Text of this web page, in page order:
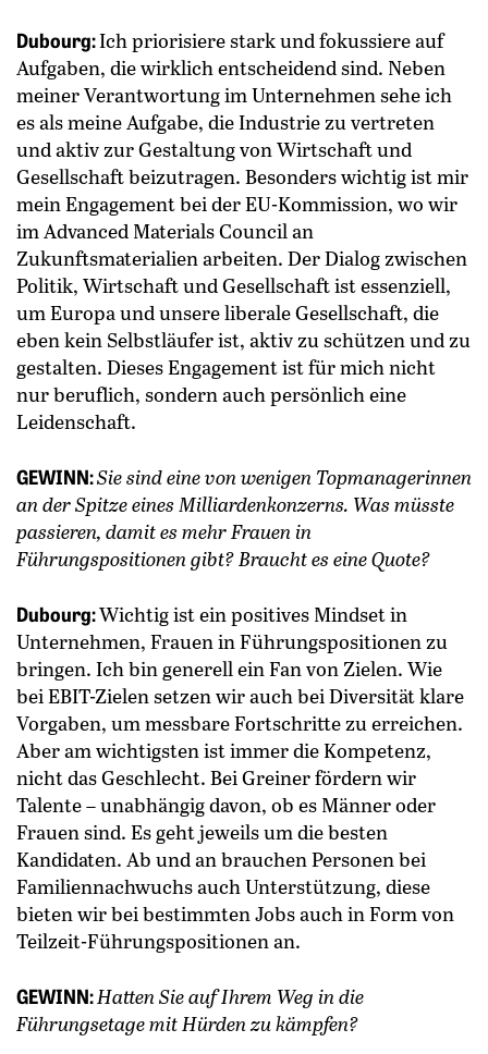
Dubourg:Ich priorisiere stark und fokussiere auf
Aufgaben, die wirklich entscheidend sind. Neben
meiner Verantwortung im Unternehmen sehe ich
es als meine Aufgabe, die Industrie zu vertreten
und aktiv zur Gestaltung von Wirtschaft und
Gesellschaft beizutragen. Besonders wichtig ist mir
mein Engagement bei der EU-Kommission, wo wir
im Advanced Materials Council an
Zukunftsmaterialien arbeiten. Der Dialog zwischen
Politik, Wirtschaft und Gesellschaft ist essenziell,
um Europa und unsere liberale Gesellschaft, die
eben kein Selbstläufer ist, aktiv zu schützen und zu
gestalten. Dieses Engagement ist für mich nicht
nur beruflich, sondern auch persönlich eine
Leidenschaft.
GEWINN:Sie sind eine von wenigen Topmanagerinnen
an der Spitze eines Milliardenkonzerns. Was müsste
passieren, damit es mehr Frauen in
Führungspositionen gibt? Braucht es eine Quote?
Dubourg:Wichtig ist ein positives Mindset in
Unternehmen, Frauen in Führungspositionen zu
bringen. Ich bin generell ein Fan von Zielen. Wie
bei EBIT-Zielen setzen wir auch bei Diversität klare
Vorgaben, um messbare Fortschritte zu erreichen.
Aber am wichtigsten ist immer die Kompetenz,
nicht das Geschlecht. Bei Greiner fördern wir
Talente – unabhängig davon, ob es Männer oder
Frauen sind. Es geht jeweils um die besten
Kandidaten. Ab und an brauchen Personen bei
Familiennachwuchs auch Unterstützung, diese
bieten wir bei bestimmten Jobs auch in Form von
Teilzeit-Führungspositionen an.
GEWINN:Hatten Sie auf Ihrem Weg in die
Führungsetage mit Hürden zu kämpfen?